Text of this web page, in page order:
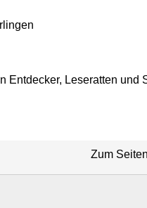
Entdecker, Leseratten und
Zum